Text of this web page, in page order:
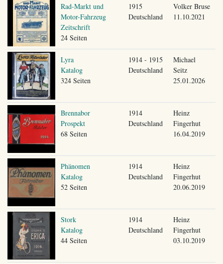
Rad-Markt und
Motor-Fahrzeug
Zeitschrift
24 Seiten
1915
Deutschland
Volker Bruse
11.10.2021
Lyra
Katalog
324 Seiten
1914 - 1915
Deutschland
Michael
Seitz
25.01.2026
Brennabor
Prospekt
68 Seiten
1914
Deutschland
Heinz
Fingerhut
16.04.2019
Phänomen
Katalog
52 Seiten
1914
Deutschland
Heinz
Fingerhut
20.06.2019
Stork
Katalog
44 Seiten
1914
Deutschland
Heinz
Fingerhut
03.10.2019